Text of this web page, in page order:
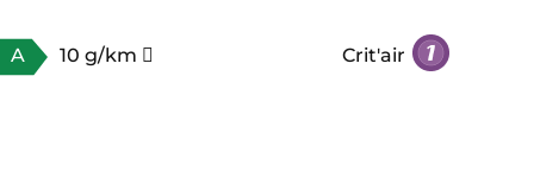
A 10 g/km Crit'air